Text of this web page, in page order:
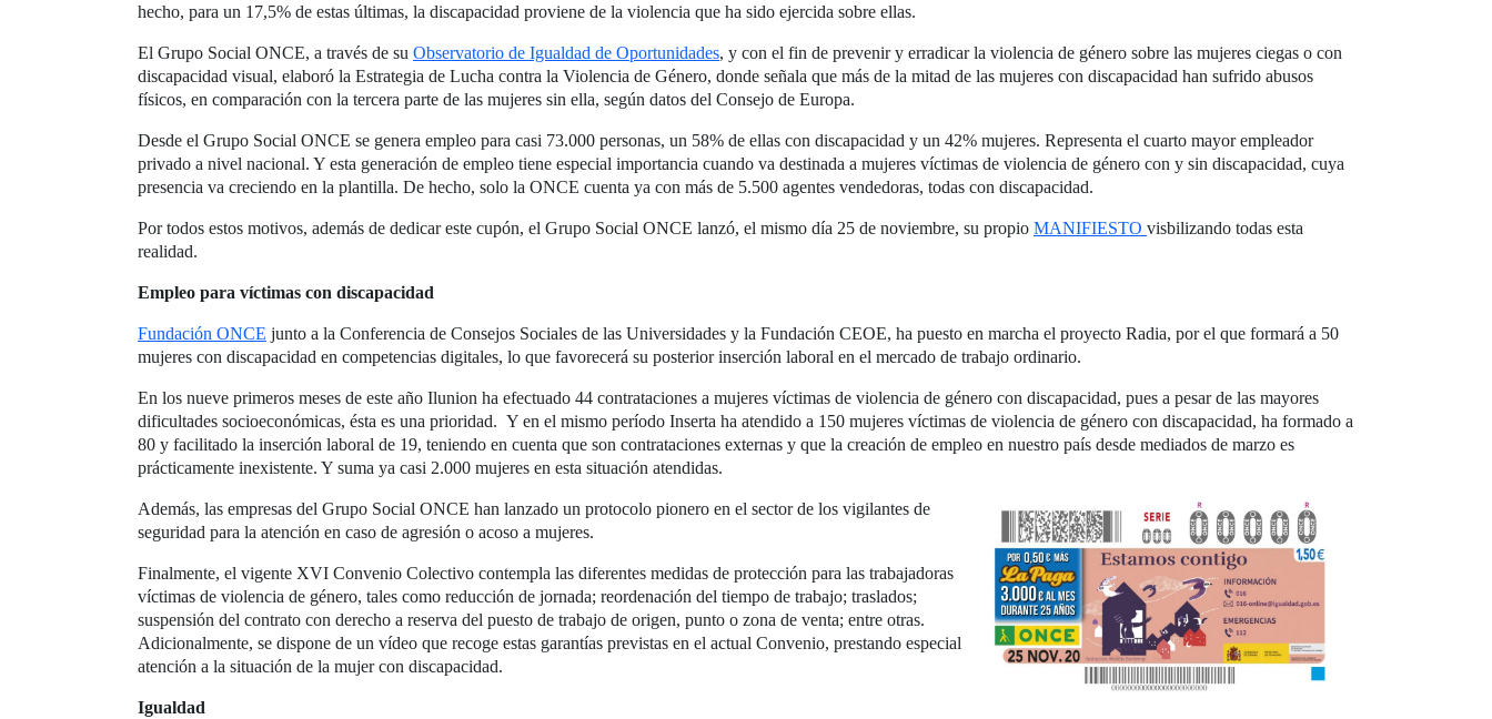
hecho, para un 17,5% de estas últimas, la discapacidad proviene de la violencia que ha sido ejercida sobre ellas.
El Grupo Social ONCE, a través de su Observatorio de Igualdad de Oportunidades, y con el fin de prevenir y erradicar la violencia de género sobre las mujeres ciegas o con
discapacidad visual, elaboró la Estrategia de Lucha contra la Violencia de Género, donde señala que más de la mitad de las mujeres con discapacidad han sufrido abusos
físicos, en comparación con la tercera parte de las mujeres sin ella, según datos del Consejo de Europa.
Desde el Grupo Social ONCE se genera empleo para casi 73.000 personas, un 58% de ellas con discapacidad y un 42% mujeres. Representa el cuarto mayor empleador
privado a nivel nacional. Y esta generación de empleo tiene especial importancia cuando va destinada a mujeres víctimas de violencia de género con y sin discapacidad, cuya
presencia va creciendo en la plantilla. De hecho, solo la ONCE cuenta ya con más de 5.500 agentes vendedoras, todas con discapacidad.
Por todos estos motivos, además de dedicar este cupón, el Grupo Social ONCE lanzó, el mismo día 25 de noviembre, su propio MANIFIESTO visbilizando todas esta
realidad.
Empleo para víctimas con discapacidad
Fundación ONCE junto a la Conferencia de Consejos Sociales de las Universidades y la Fundación CEOE, ha puesto en marcha el proyecto Radia, por el que formará a 50
mujeres con discapacidad en competencias digitales, lo que favorecerá su posterior inserción laboral en el mercado de trabajo ordinario.
En los nueve primeros meses de este año Ilunion ha efectuado 44 contrataciones a mujeres víctimas de violencia de género con discapacidad, pues a pesar de las mayores
dificultades socioeconómicas, ésta es una prioridad. Y en el mismo período Inserta ha atendido a 150 mujeres víctimas de violencia de género con discapacidad, ha formado a
80 y facilitado la inserción laboral de 19, teniendo en cuenta que son contrataciones externas y que la creación de empleo en nuestro país desde mediados de marzo es
prácticamente inexistente. Y suma ya casi 2.000 mujeres en esta situación atendidas.
Además, las empresas del Grupo Social ONCE han lanzado un protocolo pionero en el sector de los vigilantes de
seguridad para la atención en caso de agresión o acoso a mujeres.
Finalmente, el vigente XVI Convenio Colectivo contempla las diferentes medidas de protección para las trabajadoras
víctimas de violencia de género, tales como reducción de jornada; reordenación del tiempo de trabajo; traslados;
suspensión del contrato con derecho a reserva del puesto de trabajo de origen, punto o zona de venta; entre otras.
Adicionalmente, se dispone de un vídeo que recoge estas garantías previstas en el actual Convenio, prestando especial
atención a la situación de la mujer con discapacidad.
Igualdad